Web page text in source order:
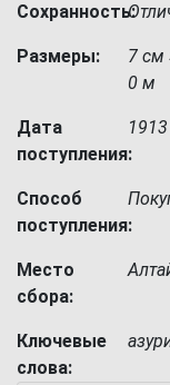
Сохранность:
Размеры:
7 см
0 м
Дата
поступления:
1913
Способ
поступления:
Место
сбора:
Ключевые
слова: